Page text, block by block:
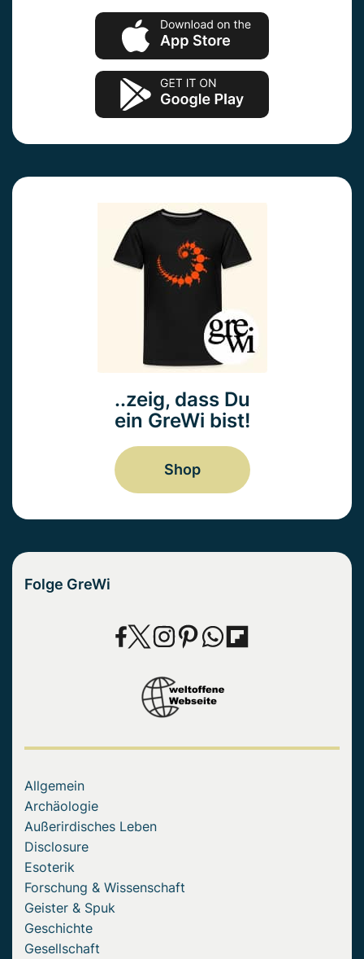
..zeig, dass Du
ein GreWi bist!
Shop
Folge GreWi
Allgemein
Archäologie
Außerirdisches Leben
Disclosure
Esoterik
Forschung & Wissenschaft
Geister & Spuk
Geschichte
Gesellschaft